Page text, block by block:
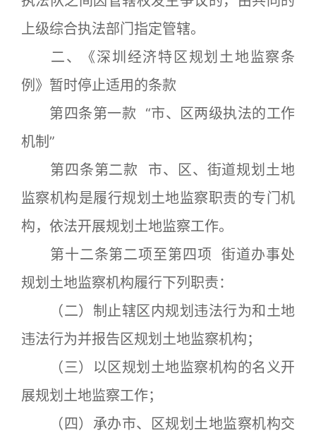
上级综合执法部门指定管辖。
二、《深圳经济特区规划土地监察条
例》暂时停止适用的条款
第四条第一款 “市、区两级执法的工作
机制”
第四条第二款 市、区、街道规划土地
监察机构是履行规划土地监察职责的专门机
构，依法开展规划土地监察工作。
第十二条第二项至第四项 街道办事处
规划土地监察机构履行下列职责：
（二）制止辖区内规划违法行为和土地
违法行为并报告区规划土地监察机构；
（三）以区规划土地监察机构的名义开
展规划土地监察工作；
（四）承办市、区规划土地监察机构交